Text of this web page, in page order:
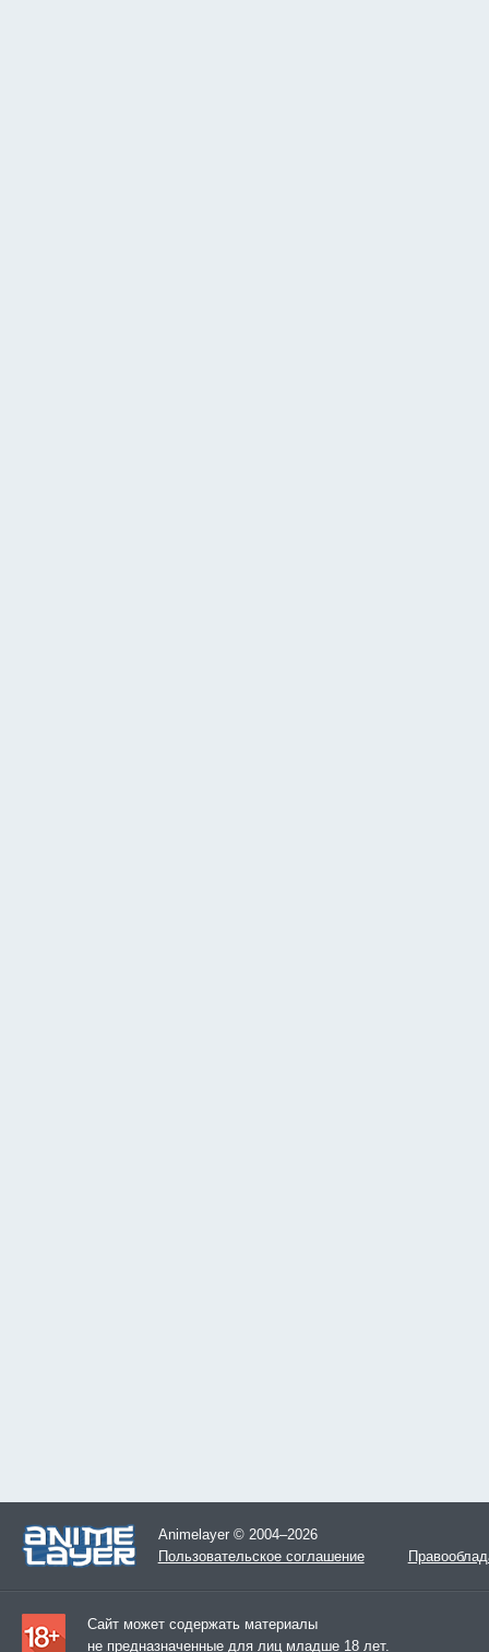
Animelayer © 2004–2026
Пользовательское соглашение
Сайт может содержать материалы
не предназначенные для лиц младше 18 лет.